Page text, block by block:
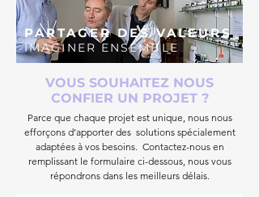
PARTAGER DES VALEURS
IMAGINER ENSEMBLE
VOUS SOUHAITEZ NOUS
CONFIER UN PROJET ?
Parce que chaque projet est unique, nous nous
efforçons d’apporter des solutions spécialement
adaptées à vos besoins. Contactez-nous en
remplissant le formulaire ci-dessous, nous vous
répondrons dans les meilleurs délais.